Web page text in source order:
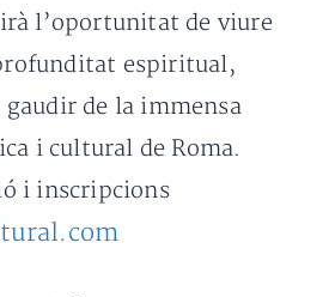
l’oportunitat de viure
espiritual,
de la immensa
i cultural de Roma.
i inscripcions